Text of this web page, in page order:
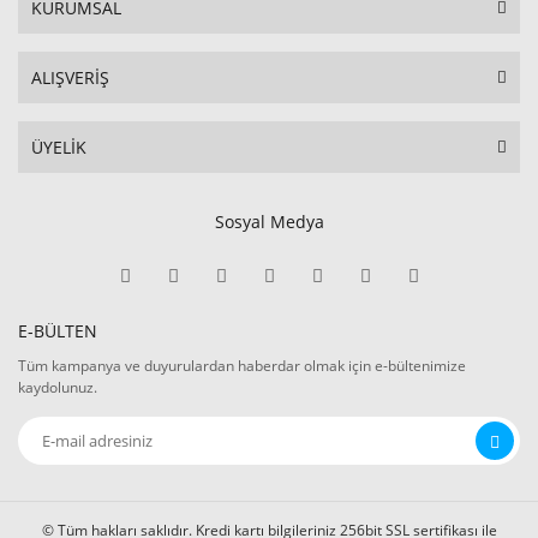
KURUMSAL
ALIŞVERİŞ
ÜYELİK
Sosyal Medya
E-BÜLTEN
Tüm kampanya ve duyurulardan haberdar olmak için e-bültenimize
kaydolunuz.
© Tüm hakları saklıdır. Kredi kartı bilgileriniz 256bit SSL sertifikası ile